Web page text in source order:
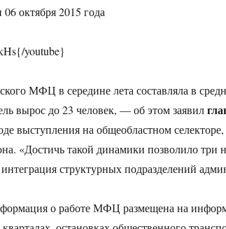
октября 2015 года
youtube}
МФЦ в середине лета составляла в
вырос до 23 человек, — об этом заявил
выступления на общеобластном
«Достичь такой динамики позволило три
структурных подразделений
о работе МФЦ размещена на